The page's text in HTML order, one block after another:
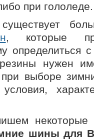
при гололеде.
, которые
определиться
резины нужен
выборе
некоторые
шины для